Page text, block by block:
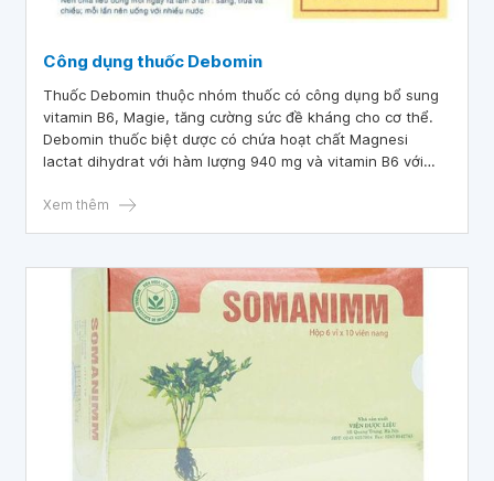
Công dụng thuốc Debomin
Thuốc Debomin thuộc nhóm thuốc có công dụng bổ sung
vitamin B6, Magie, tăng cường sức đề kháng cho cơ thể.
Debomin thuốc biệt dược có chứa hoạt chất Magnesi
lactat dihydrat với hàm lượng 940 mg và vitamin B6 với
Xem thêm